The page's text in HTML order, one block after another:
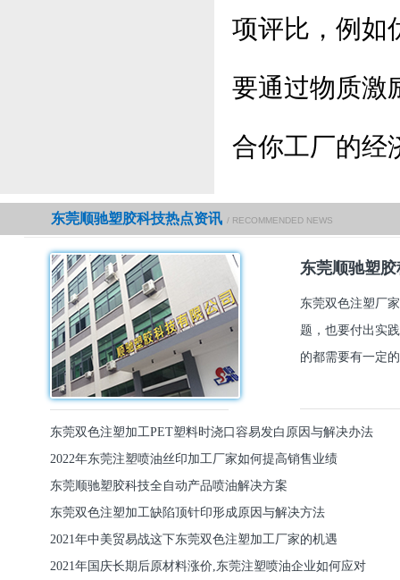
项评比，例如
要通过物质激
合你工厂的经
东莞顺驰塑胶科技热点资讯 / RECOMMENDED NEWS
东莞顺驰塑
东莞双色注塑厂
题，也要付出实
的都需要有一定
东莞双色注塑加工PET塑料时浇口容易发白原因与解决办法
2022年东莞注塑喷油丝印加工厂家如何提高销售业绩
东莞顺驰塑胶科技全自动产品喷油解决方案
东莞双色注塑加工缺陷顶针印形成原因与解决方法
2021年中美贸易战这下东莞双色注塑加工厂家的机遇
2021年国庆长期后原材料涨价,东莞注塑喷油企业如何应对